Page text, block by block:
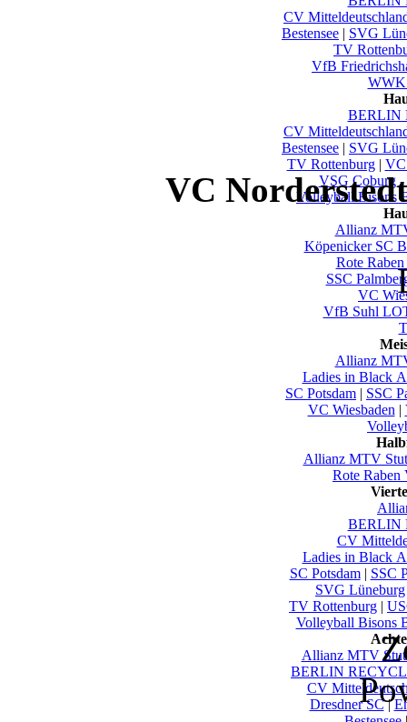
CV
Bestensee | SVG
TV
VfB
WWK
BERLIN
CV
Bestensee | SVG
TV Rottenburg| VC
VSG Coburg -
Volleyball Bisons
Allianz
Köpenicker SC
Rote
SSC
VC
VfB Suhl
Allianz
Ladies in Black
SC Potsdam | SSC
VC Wiesbaden |
Allianz MTV
Rote Raben
BERLIN
CV
Ladies in Black
SC Potsdam| SSC
SVG Lüneburg
TV Rottenburg |
Volleyball Bisons
Allianz MTV
BERLIN
CV
Dresdner SC|
VC